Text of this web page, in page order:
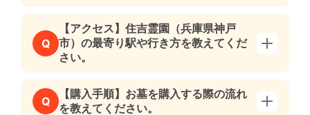
Q
【アクセス】住吉霊園（兵庫県神戸
市）の最寄り駅や行き方を教えてくだ
さい。
Q
【購入手順】お墓を購入する際の流れ
を教えてください。